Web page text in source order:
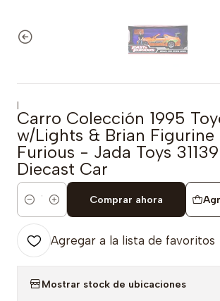
|
Carro Colección 1995
w/Lights & Brian Figurine
Furious - Jada Toys
Diecast Car
Cantidad
Comprar ahora
Agregar a la lista de favoritos
Mostrar stock de ubicaciones